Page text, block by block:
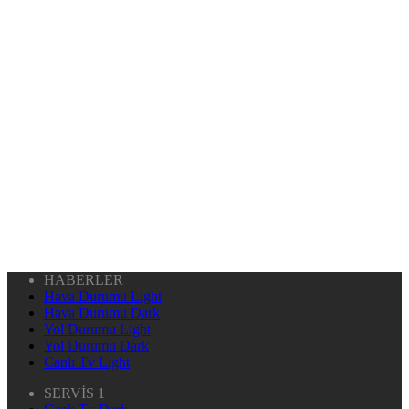
HABERLER
Hava Durumu Light
Hava Durumu Dark
Yol Durumu Light
Yol Durumu Dark
Canlı Tv Light
SERVİS 1